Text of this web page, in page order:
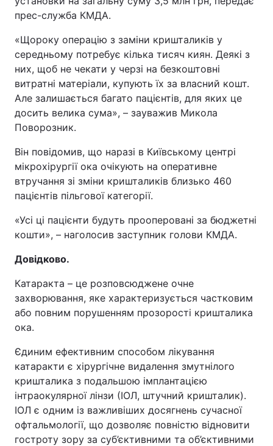
прес-служба КМДА.
«Щороку операцію з заміни кришталиків у
середньому потребує кілька тисяч киян. Деякі з
них, щоб не чекати у черзі на безкоштовні
витратні матеріали, купують їх за власний кошт.
Але залишається багато пацієнтів, для яких це
досить велика сума», – зауважив Микола
Поворозник.
Він повідомив, що наразі в Київському центрі
мікрохірургії ока очікують на оперативне
втручання зі зміни кришталиків близько 460
пацієнтів пільгової категорії.
«Усі ці пацієнти будуть прооперовані за бюджетні
кошти», – наголосив заступник голови КМДА.
Довідково.
Катаракта – це розповсюджене очне
захворювання, яке характеризується частковим
або повним порушенням прозорості кришталика
ока.
Єдиним ефективним способом лікування
катаракти є хірургічне видалення змутнілого
кришталика з подальшою імплантацією
інтраокулярної лінзи (ІОЛ, штучний кришталик).
ІОЛ є одним із важливіших досягнень сучасної
офтальмології, що дозволяє повністю відновити
гостроту зору за суб’єктивними та об’єктивними